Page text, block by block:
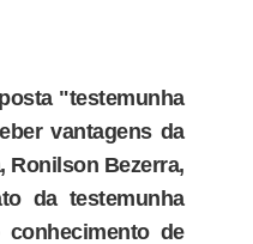
"testemunha
vantagens da
Ronilson Bezerra,
da testemunha
de